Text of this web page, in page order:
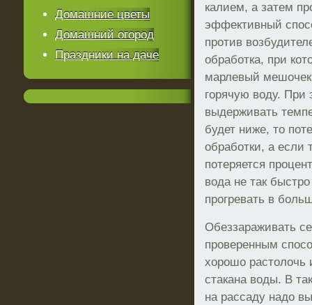
калием, а затем
эффективный
против
обработка, при
марлевый
горячую воду. При
выдерживать
будет ниже, то
обработки, а если
потеряется
вода не так
прогревать в
Обеззараживать
проверенным
хорошо
стакана воды. В
на рассаду надо
Домашние цветы
Домашний огород
Праздники на даче